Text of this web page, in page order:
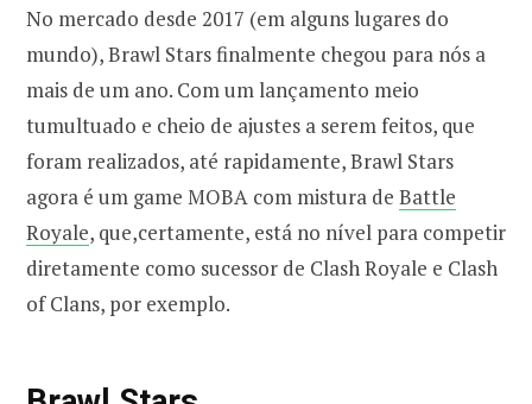
No mercado desde 2017 (em alguns lugares do
mundo), Brawl Stars finalmente chegou para nós a
mais de um ano. Com um lançamento meio
tumultuado e cheio de ajustes a serem feitos, que
foram realizados, até rapidamente, Brawl Stars
agora é um game MOBA com mistura de Battle
Royale, que,certamente, está no nível para competir
diretamente como sucessor de Clash Royale e Clash
of Clans, por exemplo.